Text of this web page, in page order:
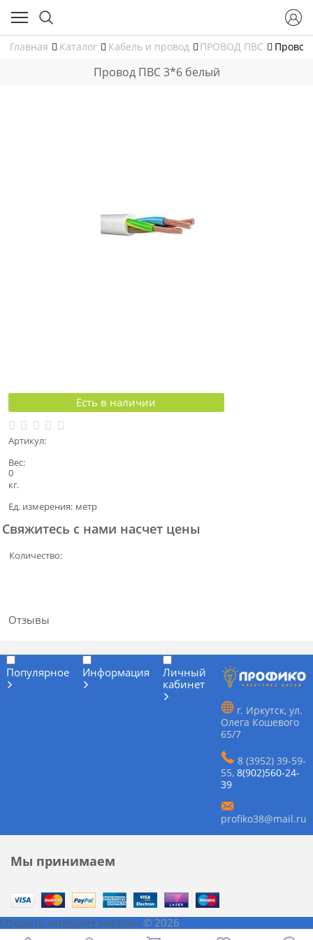
Главная Каталог Кабель и провод ПРОВОД ПВС
Провод ПВС 3*6 белый
Есть в наличии
Артикул:
Вес:
0
кг.
Ед. измерения: метр
Свяжитесь с нами насчет цены
Количество:
Отзывы
Популярное Информация
Личный
кабинет
г. Иркутск, ул.
Олега Кошевого
65/7
8 (3952) 39-59-
55, 8(902)560-24-
39
profiko38@mail.ru
Мы принимаем
Открыть интернет магазин © 2026